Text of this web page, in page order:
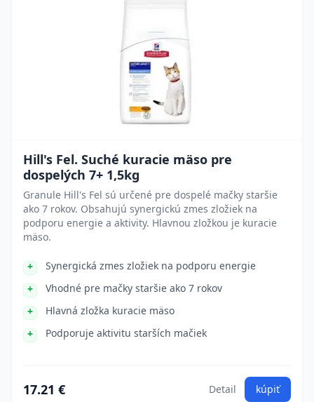
Hill's Fel. Suché kuracie mäso pre
dospelých 7+ 1,5kg
Granule Hill's Fel sú určené pre dospelé mačky staršie
ako 7 rokov. Obsahujú synergickú zmes zložiek na
podporu energie a aktivity. Hlavnou zložkou je kuracie
mäso.
Synergická zmes zložiek na podporu energie
Vhodné pre mačky staršie ako 7 rokov
Hlavná zložka kuracie mäso
Podporuje aktivitu starších mačiek
17.21 € Detail kúpiť